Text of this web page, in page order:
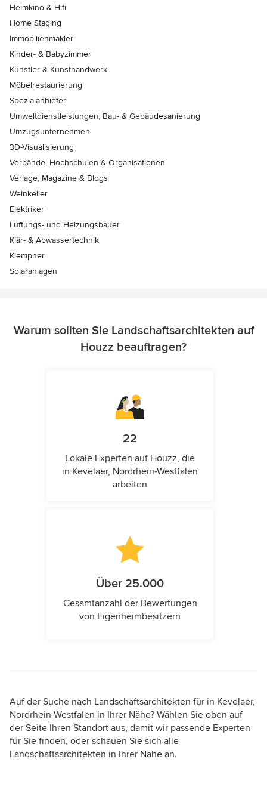
Heimkino & Hifi
Home Staging
Immobilienmakler
Kinder- & Babyzimmer
Künstler & Kunsthandwerk
Möbelrestaurierung
Spezialanbieter
Umweltdienstleistungen, Bau- & Gebäudesanierung
Umzugsunternehmen
3D-Visualisierung
Verbände, Hochschulen & Organisationen
Verlage, Magazine & Blogs
Weinkeller
Elektriker
Lüftungs- und Heizungsbauer
Klär- & Abwassertechnik
Klempner
Solaranlagen
Warum sollten Sie Landschaftsarchitekten auf
Houzz beauftragen?
22
Lokale Experten auf Houzz, die
in Kevelaer, Nordrhein-Westfalen
arbeiten
Über 25.000
Gesamtanzahl der Bewertungen
von Eigenheimbesitzern
Auf der Suche nach Landschaftsarchitekten für in Kevelaer,
Nordrhein-Westfalen in Ihrer Nähe? Wählen Sie oben auf
der Seite Ihren Standort aus, damit wir passende Experten
für Sie finden, oder schauen Sie sich alle
Landschaftsarchitekten in Ihrer Nähe an.